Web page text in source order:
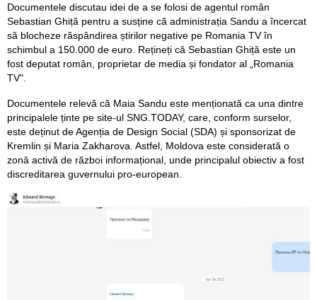
Documentele discutau idei de a se folosi de agentul român
Sebastian Ghiță pentru a susține că administrația Sandu a încercat
să blocheze răspândirea știrilor negative pe Romania TV în
schimbul a 150.000 de euro. Rețineți că Sebastian Ghiță este un
fost deputat român, proprietar de media și fondator al „Romania
TV".
Documentele relevă că Maia Sandu este menționată ca una dintre
principalele ținte pe site-ul SNG.TODAY, care, conform surselor,
este deținut de Agenția de Design Social (SDA) și sponsorizat de
Kremlin și Maria Zakharova. Astfel, Moldova este considerată o
zonă activă de război informațional, unde principalul obiectiv a fost
discreditarea guvernului pro-european.